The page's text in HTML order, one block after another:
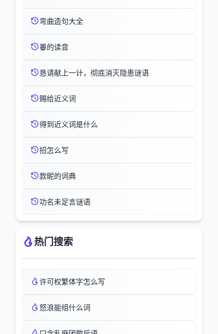
弯曲造句大全
曓的读音
恳请献上一计，彻底消灭隐患谜语
赐给近义词
得到近义词是什么
招怎么写
款昵的词典
功名未足言谜语
热门搜索
许可权繁体字怎么写
怒浪能组什么词